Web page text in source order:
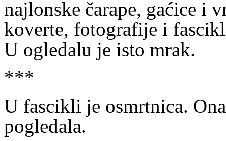
najlonske čarape, gaćice i
koverte, fotografije i
U ogledalu je isto mrak.
***
U fascikli je osmrtnica.
pogledala.